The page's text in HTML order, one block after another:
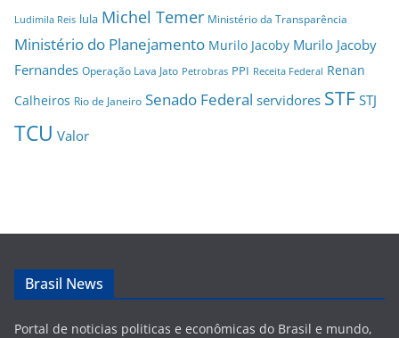
Ludimila Reis lula Michel Temer Ministério da Transparência
Ministério do Planejamento Murilo Jacoby Murilo Jacoby
Fernandes Operação Lava Jato Petrobras PPI Receita Federal Renan
Calheiros Rio de Janeiro Senado Federal servidores STF STJ
TCU Valor
Brasil News
Portal de noticias politicas e econômicas do Brasil e mundo,